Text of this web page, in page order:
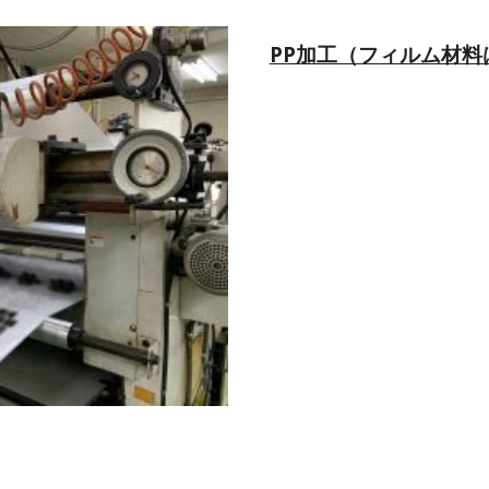
PP加工（フィルム材料